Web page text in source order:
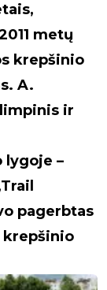
metų
krepšinio
A.
ir
lygoje –
pagerbtas
krepšinio